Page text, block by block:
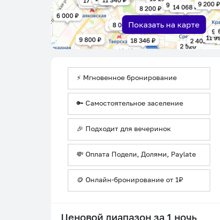
Показать на карте
⚡ Мгновенное бронирование
🔑 Самостоятельное заселение
🎉 Подходит для вечеринок
💸 Оплата Подели, Долями, Paylate
🪙 Онлайн-бронирование от 1₽
Ценовой диапазон за 1 ночь